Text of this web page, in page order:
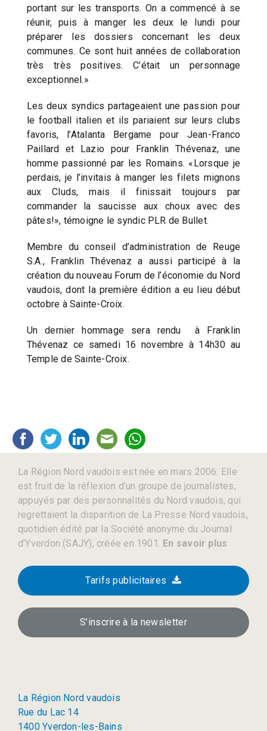
portant sur les transports. On a commencé à se
réunir, puis à manger les deux le lundi pour
préparer les dossiers concernant les deux
communes. Ce sont huit années de collaboration
très très positives. C’était un personnage
exceptionnel.»
Les deux syndics partageaient une passion pour
le football italien et ils pariaient sur leurs clubs
favoris, l’Atalanta Bergame pour Jean-Franco
Paillard et Lazio pour Franklin Thévenaz, une
homme passionné par les Romains. «Lorsque je
perdais, je l’invitais à manger les filets mignons
aux Cluds, mais il finissait toujours par
commander la saucisse aux choux avec des
pâtes!», témoigne le syndic PLR de Bullet.
Membre du conseil d’administration de Reuge
S.A., Franklin Thévenaz a aussi participé à la
création du nouveau Forum de l’économie du Nord
vaudois, dont la première édition a eu lieu début
octobre à Sainte-Croix.
Un dernier hommage sera rendu à Franklin
Thévenaz ce samedi 16 novembre à 14h30 au
Temple de Sainte-Croix.
La Région Nord vaudois est née en mars 2006. Elle
est fruit de la réflexion d’un groupe de journalistes,
appuyés par des personnalités du Nord vaudois, qui
regrettaient la disparition de La Presse Nord vaudois,
quotidien édité par la Société anonyme du Journal
d’Yverdon (SAJY), créée en 1901. En savoir plus
Tarifs publicitaires
S’inscrire à la newsletter
La Région Nord vaudois
Rue du Lac 14
1400 Yverdon-les-Bains